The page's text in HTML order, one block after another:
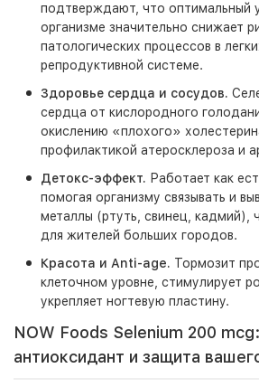
подтверждают, что оптимальный
организме значительно снижает
патологических процессов в
репродуктивной системе.
Здоровье сердца и сосудов.
сердца от кислородного
окислению «плохого»
профилактикой атеросклероза и
Детокс-эффект. Работает как
помогая организму связывать и
металлы (ртуть, свинец, кадмий),
для жителей больших городов.
Красота и Anti-age. Тормозит
клеточном уровне, стимулирует
укрепляет ногтевую пластину.
NOW Foods Selenium 200
антиоксидант и защита